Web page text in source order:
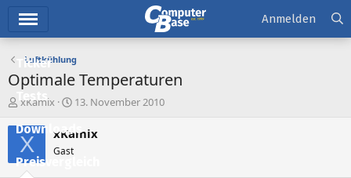
Ticker
Tests
Downloads
Preisvergleich
Anmelden
Luftkühlung
Optimale Temperaturen
E
s
t
e
xKamix
E
s
13. November 2010
X xKamix
Gast